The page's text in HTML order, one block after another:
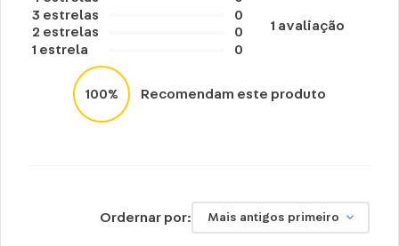
3 estrelas
2 estrelas
1 estrela
0
0
0
1 avaliação
100% Recomendam este produto
Ordernar por: Mais antigos primeiro